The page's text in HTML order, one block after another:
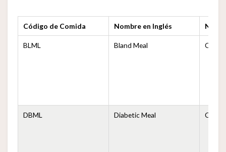
Código de Comida Nombre en Inglés
BLML Bland Meal
DBML Diabetic Meal